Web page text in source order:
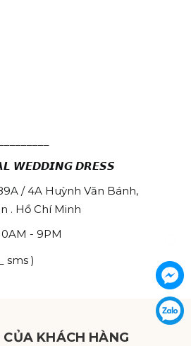
𝙒𝙀𝘿𝘿𝙄𝙉𝙂 𝘿𝙍𝙀𝙎𝙎
/ 4A Huỳnh Văn Bánh,
. Hồ Chí Minh
- 9PM
sms )
CỦA KHÁCH HÀNG